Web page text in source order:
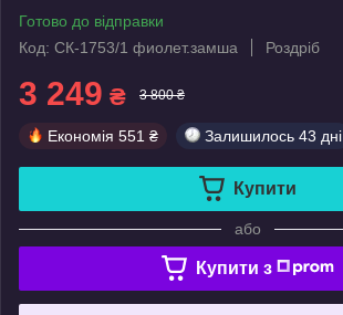
Готово до відправки
Код: СК-1753/1 фиолет.замша
Роздріб
3 249 ₴ 3 800 ₴
Економія 551 ₴ Залишилось 43 дні
Купити
або
Купити з